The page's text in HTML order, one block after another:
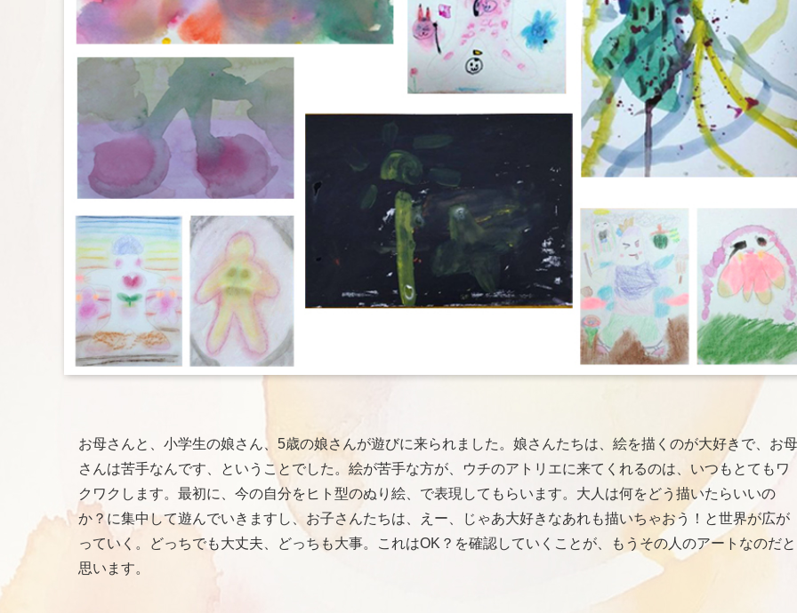
お母さんと、小学生の娘さん、5歳の娘さんが遊びに来られました。娘さんたちは、絵を描くのが大好きで、お母
さんは苦手なんです、ということでした。絵が苦手な方が、ウチのアトリエに来てくれるのは、いつもとてもワ
クワクします。最初に、今の自分をヒト型のぬり絵、で表現してもらいます。大人は何をどう描いたらいいの
か？に集中して遊んでいきますし、お子さんたちは、えー、じゃあ大好きなあれも描いちゃおう！と世界が広が
っていく。どっちでも大丈夫、どっちも大事。これはOK？を確認していくことが、もうその人のアートなのだと
思います。